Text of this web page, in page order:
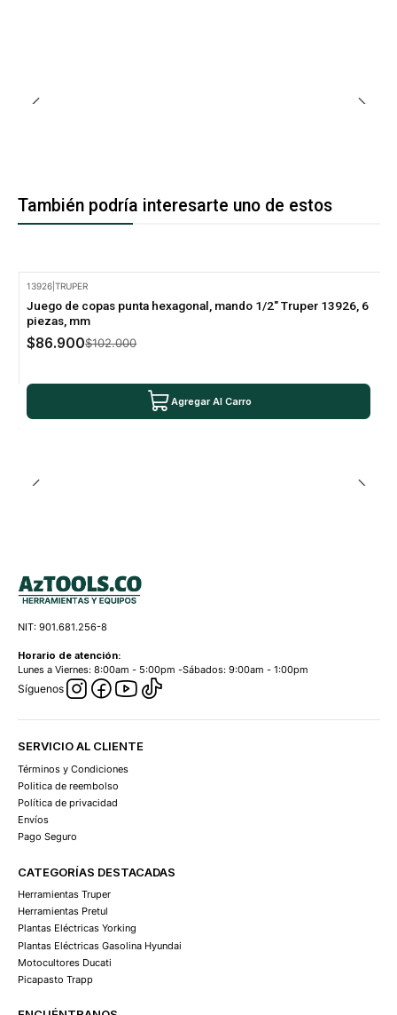
También podría interesarte uno de estos
13926 |TRUPER
Juego de copas punta hexagonal, mando 1/2" Truper 13926, 6
piezas, mm
$86.900$102.000
Agregar Al Carro
NIT: 901.681.256-8
Horario de atención:
Lunes a Viernes: 8:00am - 5:00pm -Sábados: 9:00am - 1:00pm
Síguenos
SERVICIO AL CLIENTE
Términos y Condiciones
Politica de reembolso
Política de privacidad
Envíos
Pago Seguro
CATEGORÍAS DESTACADAS
Herramientas Truper
Herramientas Pretul
Plantas Eléctricas Yorking
Plantas Eléctricas Gasolina Hyundai
Motocultores Ducati
Picapasto Trapp